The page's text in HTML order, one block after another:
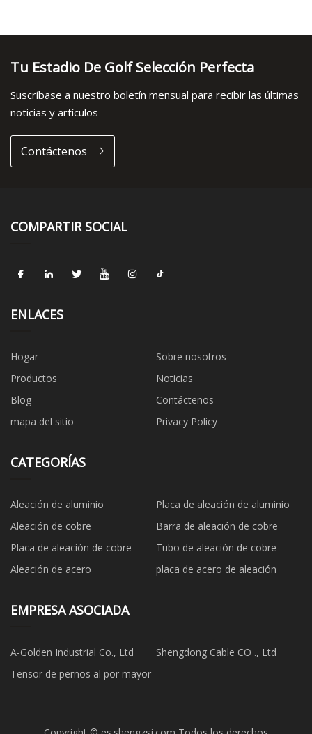
Tu Estadio De Golf Selección Perfecta
Suscríbase a nuestro boletín mensual para recibir las últimas
noticias y artículos
Contáctenos
COMPARTIR SOCIAL
ENLACES
Hogar
Sobre nosotros
Productos
Noticias
Blog
Contáctenos
mapa del sitio
Privacy Policy
CATEGORÍAS
Aleación de aluminio
Placa de aleación de aluminio
Aleación de cobre
Barra de aleación de cobre
Placa de aleación de cobre
Tubo de aleación de cobre
Aleación de acero
placa de acero de aleación
EMPRESA ASOCIADA
A-Golden Industrial Co., Ltd
Shengdong Cable CO ., Ltd
Tensor de pernos al por mayor